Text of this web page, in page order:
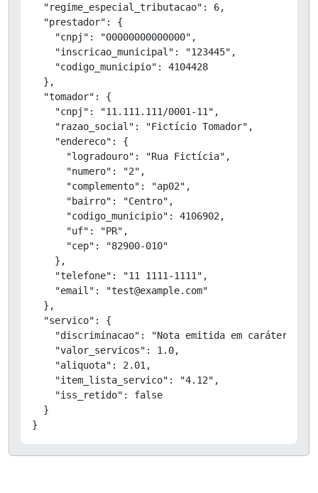
  "regime_especial_tributacao": 6,
  "prestador": {
    "cnpj": "00000000000000",
    "inscricao_municipal": "123445",
    "codigo_municipio": 4104428
  },
  "tomador": {
    "cnpj": "11.111.111/0001-11",
    "razao_social": "Fictício Tomador",
    "endereco": {
      "logradouro": "Rua Fictícia",
      "numero": "2",
      "complemento": "ap02",
      "bairro": "Centro",
      "codigo_municipio": 4106902,
      "uf": "PR",
      "cep": "82900-010"
    },
    "telefone": "11 1111-1111",
    "email": "test@example.com"
  },
  "servico": {
"discriminacao": "Nota emitida em caráter de
    "valor_servicos": 1.0,
    "aliquota": 2.01,
    "item_lista_servico": "4.12",
    "iss_retido": false
  }
}